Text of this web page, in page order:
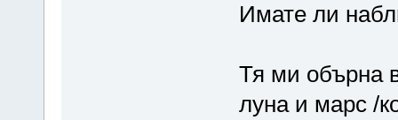
Имате ли
Тя ми обърна
луна и марс /